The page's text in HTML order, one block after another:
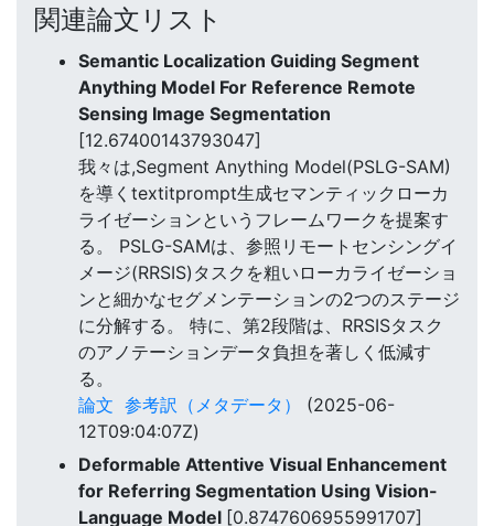
関連論文リスト
Semantic Localization Guiding Segment
Anything Model For Reference Remote
Sensing Image Segmentation
[12.67400143793047]
我々は,Segment Anything Model(PSLG-SAM)
を導くtextitprompt生成セマンティックローカ
ライゼーションというフレームワークを提案す
る。 PSLG-SAMは、参照リモートセンシングイ
メージ(RRSIS)タスクを粗いローカライゼーショ
ンと細かなセグメンテーションの2つのステージ
に分解する。 特に、第2段階は、RRSISタスク
のアノテーションデータ負担を著しく低減す
る。
論文 参考訳（メタデータ）
(2025-06-
12T09:04:07Z)
Deformable Attentive Visual Enhancement
for Referring Segmentation Using Vision-
Language Model [0.8747606955991707]